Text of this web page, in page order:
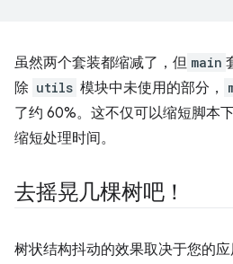
虽然两个套装都缩减了，但 main
除 utils 模块中未使用的部分，
了约 60%。这不仅可以缩短脚本
缩短处理时间。
去摇晃几棵树吧！
树状结构抖动的效果取决于您的